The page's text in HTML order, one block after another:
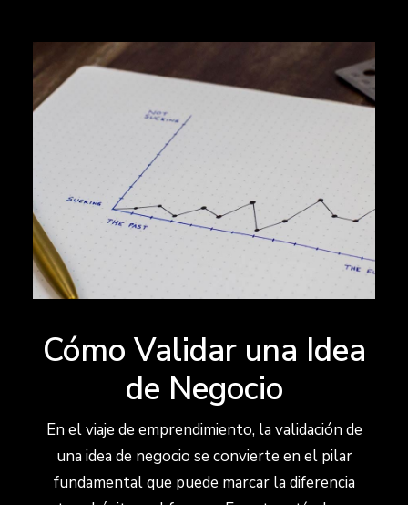
Cómo Validar una Idea
de Negocio
En el viaje de emprendimiento, la validación de
una idea de negocio se convierte en el pilar
fundamental que puede marcar la diferencia